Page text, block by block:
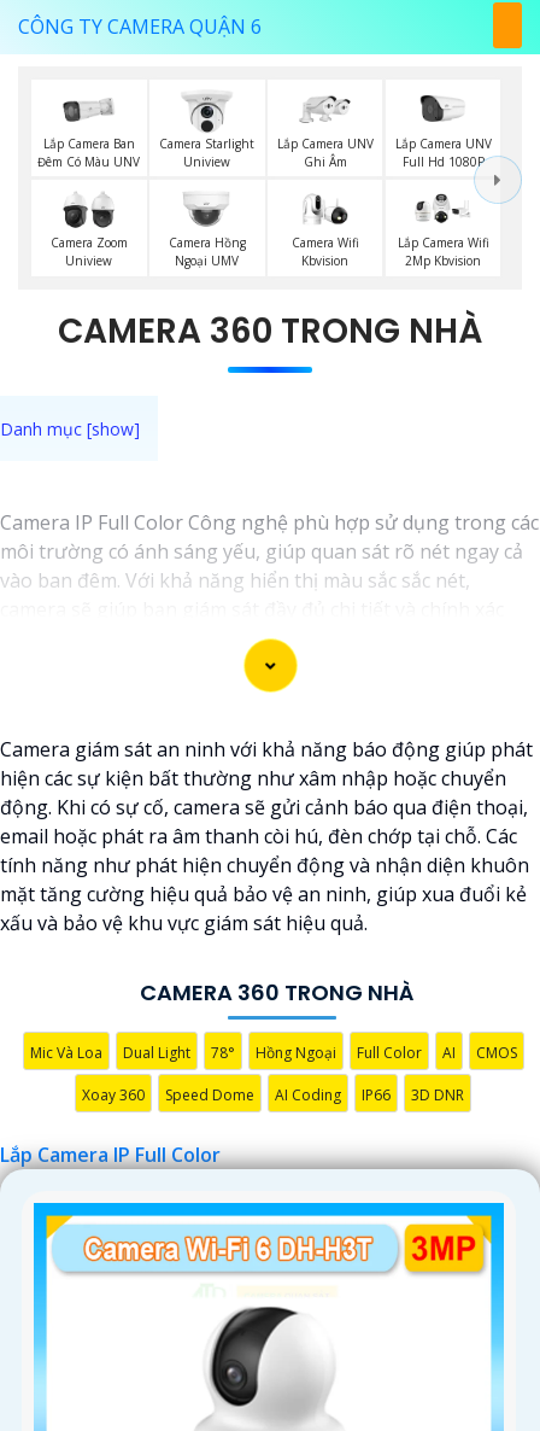
CÔNG TY CAMERA QUẬN 6
Lắp Camera Ban
Đêm Có Màu UNV
Camera Starlight
Uniview
Lắp Camera UNV
Ghi Âm
Lắp Camera UNV
Full Hd 1080P
Camera Zoom
Uniview
Camera Hồng
Ngoại UMV
Camera Wifi
Kbvision
Lắp Camera Wifi
2Mp Kbvision
CAMERA 360 TRONG NHÀ
Camera IP Full Color Công nghệ phù hợp sử dụng trong các
môi trường có ánh sáng yếu, giúp quan sát rõ nét ngay cả
vào ban đêm. Với khả năng hiển thị màu sắc sắc nét,
mọi hoạt động xung quanh, hình ảnh có màu ban đêm như
Camera giám sát an ninh với khả năng báo động giúp phát
hiện các sự kiện bất thường như xâm nhập hoặc chuyển
động. Khi có sự cố, camera sẽ gửi cảnh báo qua điện thoại,
email hoặc phát ra âm thanh còi hú, đèn chớp tại chỗ. Các
tính năng như phát hiện chuyển động và nhận diện khuôn
mặt tăng cường hiệu quả bảo vệ an ninh, giúp xua đuổi kẻ
xấu và bảo vệ khu vực giám sát hiệu quả.
CAMERA 360 TRONG NHÀ
Mic Và Loa Dual Light 78° Hồng Ngoại Full Color AI CMOS
Xoay 360 Speed Dome AI Coding IP66 3D DNR
Lắp Camera IP Full Color